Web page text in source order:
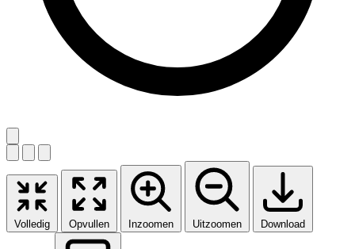
Volledig Opvullen Inzoomen Uitzoomen Download